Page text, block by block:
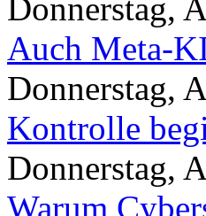
Donnerstag,
Auch Meta-
Donnerstag,
Kontrolle
Donnerstag,
Warum